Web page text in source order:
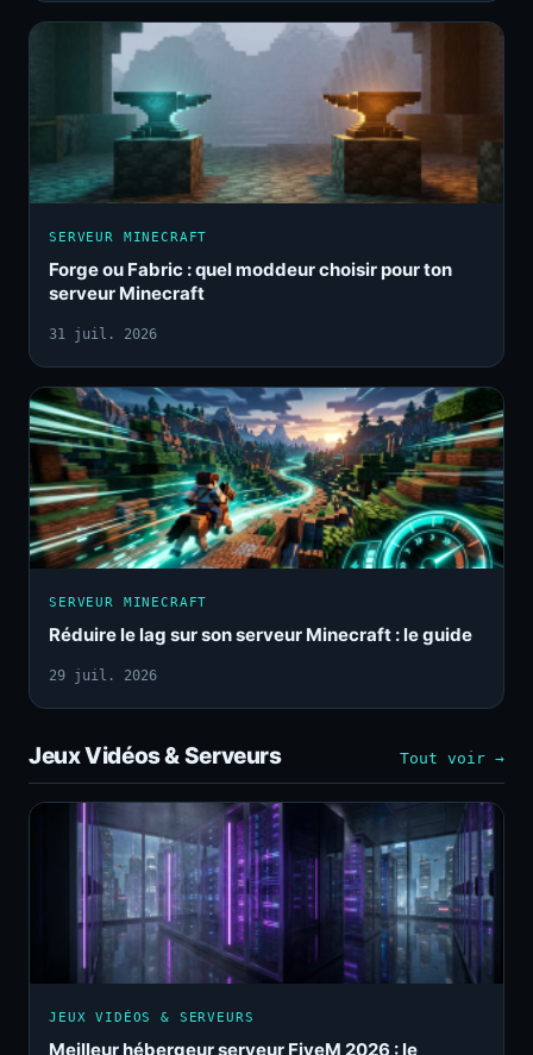
SERVEUR MINECRAFT
Forge ou Fabric : quel moddeur choisir pour ton
serveur Minecraft
31 juil. 2026
SERVEUR MINECRAFT
Réduire le lag sur son serveur Minecraft : le guide
29 juil. 2026
Jeux Vidéos & Serveurs Tout voir →
JEUX VIDÉOS & SERVEURS
Meilleur hébergeur serveur FiveM 2026 : le